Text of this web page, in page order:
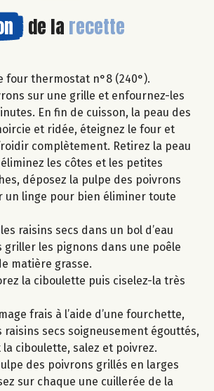
de la recette
four thermostat n°8 (240°).
sur une grille et enfournez-les
En fin de cuisson, la peau des
et ridée, éteignez le four et
complètement. Retirez la peau
les côtes et les petites
déposez la pulpe des poivrons
un linge pour bien éliminer toute
raisins secs dans un bol d’eau
griller les pignons dans une poêle
matière grasse.
la ciboulette puis ciselez-la très
frais à l’aide d’une fourchette,
raisins secs soigneusement égouttés,
ciboulette, salez et poivrez.
des poivrons grillés en larges
sur chaque une cuillerée de la